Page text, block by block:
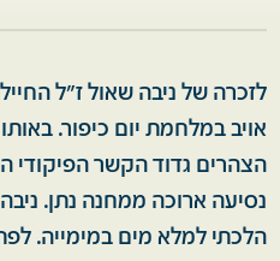
לזכרה של ניבה שאול ז״ל
הצהרים גדוד הקשר הפיקודי
נסיעה ארוכה ממחנה נתן.
הלכתי למלא מים במימייה.